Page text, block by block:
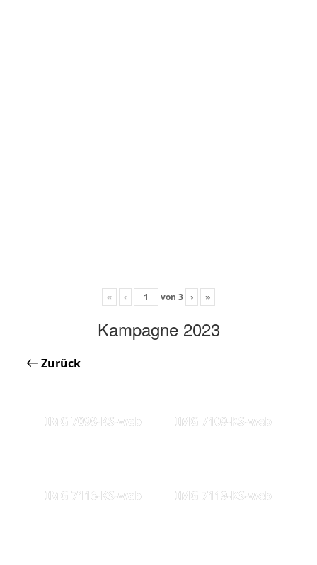
« ‹ von 3 › »
Kampagne 2023
Zurück
IMG 7098-KS-web IMG 7109-KS-web
IMG 7116-KS-web IMG 7119-KS-web